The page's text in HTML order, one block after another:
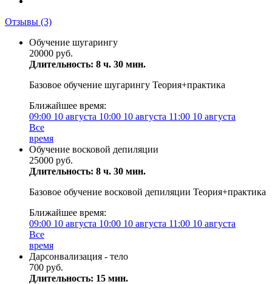
Отзывы (3)
Обучение шугарингу
20000 руб.
Длительность: 8 ч. 30 мин.
Базовое обучение шугарингу Теория+практика
Ближайшее время:
09:00 10 августа 10:00 10 августа 11:00 10 августа
Все
время
Обучение восковой депиляции
25000 руб.
Длительность: 8 ч. 30 мин.
Базовое обучение восковой депиляции Теория+практика
Ближайшее время:
09:00 10 августа 10:00 10 августа 11:00 10 августа
Все
время
Дарсонвализация - тело
700 руб.
Длительность: 15 мин.